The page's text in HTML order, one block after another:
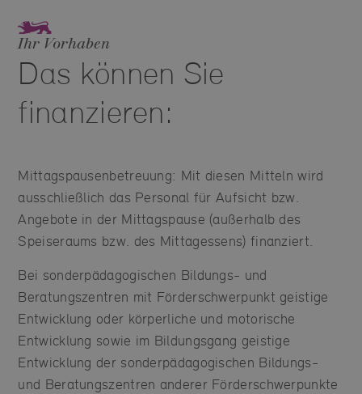
Ihr Vorhaben
Das können Sie
finanzieren:
Mittagspausenbetreuung: Mit diesen Mitteln wird
ausschließlich das Personal für Aufsicht bzw.
Angebote in der Mittagspause (außerhalb des
Speiseraums bzw. des Mittagessens) finanziert.
Bei sonderpädagogischen Bildungs- und
Beratungszentren mit Förderschwerpunkt geistige
Entwicklung oder körperliche und motorische
Entwicklung sowie im Bildungsgang geistige
Entwicklung der sonderpädagogischen Bildungs-
und Beratungszentren anderer Förderschwerpunkte